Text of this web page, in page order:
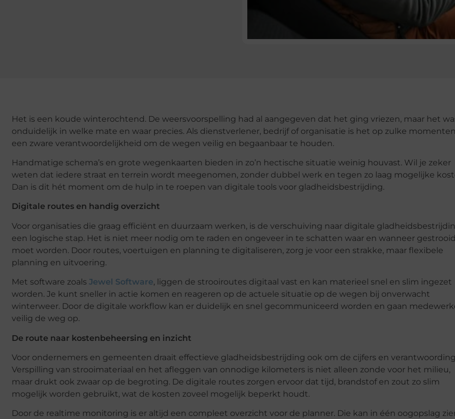
Het is een koude winterochtend. De weersvoorspelling had al aangegeven dat het ging vriezen, maar het
onduidelijk in welke mate en waar precies. Als dienstverlener, bedrijf of organisatie is het op zulke momenten
een zware verantwoordelijkheid om de wegen veilig en begaanbaar te houden.
Handmatige schema’s en grote wegenkaarten bieden in zo’n hectische situatie weinig houvast. Wil je zeker
weten dat iedere straat en terrein wordt meegenomen, zonder dubbel werk en tegen zo laag mogelijke
Dan is dit hét moment om de hulp in te roepen van digitale tools voor gladheidsbestrijding.
Digitale routes en handig overzicht
Voor organisaties die graag efficiënt en duurzaam werken, is de verschuiving naar digitale
een logische stap. Het is niet meer nodig om te raden en ongeveer in te schatten waar en wanneer gestrooid
moet worden. Door routes, voertuigen en planning te digitaliseren, zorg je voor een strakke, maar flexibele
planning en uitvoering.
Met software zoals Jewel Software, liggen de strooiroutes digitaal vast en kan materieel snel en slim ingezet
worden. Je kunt sneller in actie komen en reageren op de actuele situatie op de wegen bij onverwacht
winterweer. Door de digitale workflow kan er duidelijk en snel gecommuniceerd worden en gaan
veilig de weg op.
De route naar kostenbeheersing en inzicht
Voor ondernemers en gemeenten draait effectieve gladheidsbestrijding ook om de cijfers en
Verspilling van strooimateriaal en het afleggen van onnodige kilometers is niet alleen zonde voor het milieu,
maar drukt ook zwaar op de begroting. De digitale routes zorgen ervoor dat tijd, brandstof en zout zo slim
mogelijk worden gebruikt, wat de kosten zoveel mogelijk beperkt houdt.
Door de realtime monitoring is er altijd een compleet overzicht voor de planner. Die kan in één oogopslag